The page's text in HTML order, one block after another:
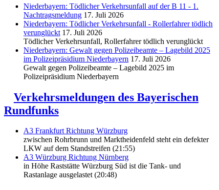
Niederbayern: Tödlicher Verkehrsunfall auf der B 11 - 1.
Nachtragsmeldung 17. Juli 2026
Niederbayern: Tödlicher Verkehrsunfall - Rollerfahrer tödlich
verunglückt 17. Juli 2026
Tödlicher Verkehrsunfall, Rollerfahrer tödlich verunglückt
Niederbayern: Gewalt gegen Polizeibeamte – Lagebild 2025
im Polizeipräsidium Niederbayern 17. Juli 2026
Gewalt gegen Polizeibeamte – Lagebild 2025 im
Polizeipräsidium Niederbayern
Verkehrsmeldungen des Bayerischen
Rundfunks
A3 Frankfurt Richtung Würzburg
zwischen Rohrbrunn und Marktheidenfeld steht ein defekter
LKW auf dem Standstreifen (21:55)
A3 Würzburg Richtung Nürnberg
in Höhe Raststätte Würzburg Süd ist die Tank- und
Rastanlage ausgelastet (20:48)